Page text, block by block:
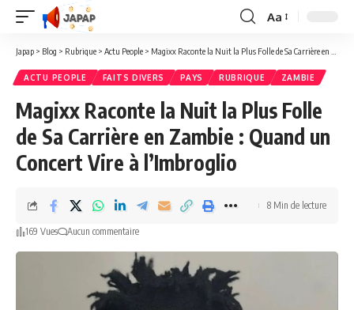
Redimensionner
la
Aa
Japap > Blog > Rubrique > Actu People > Magixx Raconte la Nuit la Plus Folle de Sa Carrière en Zambie : Quand un Concert Vire à l’Imbroglio
ACTU PEOPLE FAITS DIVERS PAYS RUBRIQUE ZAMBIE
Magixx Raconte la Nuit la Plus Folle
de Sa Carrière en Zambie : Quand un
Concert Vire à l’Imbroglio
169 Vues Aucun commentaire
8 Min de lecture